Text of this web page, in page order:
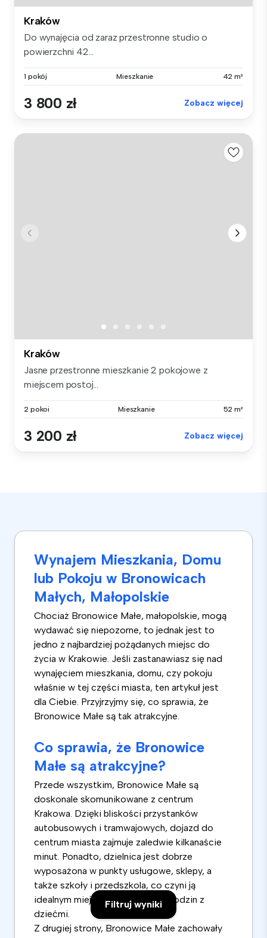
Filtruj wyniki
Kraków
Do wynajęcia od zaraz przestronne studio o
powierzchni 42...
1 pokój Mieszkanie 42 m²
3 800 zł Zobacz więcej
Kraków
Jasne przestronne mieszkanie 2 pokojowe z
miejscem postoj...
2 pokoi Mieszkanie 52 m²
3 200 zł Zobacz więcej
Wynajem Mieszkania, Domu
lub Pokoju w Bronowicach
Małych, Małopolskie
Chociaż Bronowice Małe, małopolskie, mogą
wydawać się niepozorne, to jednak jest to
jedno z najbardziej pożądanych miejsc do
życia w Krakowie. Jeśli zastanawiasz się nad
wynajęciem mieszkania, domu, czy pokoju
właśnie w tej części miasta, ten artykuł jest
dla Ciebie. Przyjrzyjmy się, co sprawia, że
Bronowice Małe są tak atrakcyjne.
Co sprawia, że Bronowice
Małe są atrakcyjne?
Przede wszystkim, Bronowice Małe są
doskonale skomunikowane z centrum
Krakowa. Dzięki bliskości przystanków
autobusowych i tramwajowych, dojazd do
centrum miasta zajmuje zaledwie kilkanaście
minut. Ponadto, dzielnica jest dobrze
wyposażona w punkty usługowe, sklepy, a
także szkoły i przedszkola, co czyni ją
idealnym miejscem do życia dla rodzin z
dziećmi.
Z drugiej strony, Bronowice Małe zachowały